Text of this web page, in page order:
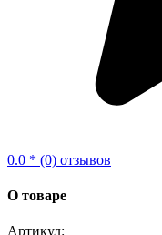
0.0 * (0) отзывов
О товаре
Артикул: